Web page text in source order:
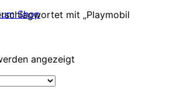
Shop
mit „Playmobil
angezeigt